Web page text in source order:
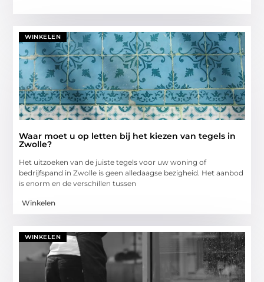
WINKELEN
Waar moet u op letten bij het kiezen van tegels in
Zwolle?
Het uitzoeken van de juiste tegels voor uw woning of
bedrijfspand in Zwolle is geen alledaagse bezigheid. Het aanbod
is enorm en de verschillen tussen
Winkelen
WINKELEN